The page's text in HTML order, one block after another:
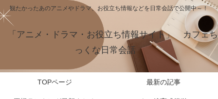
観たかったあのアニメやドラマ、お役立ち情報などを日常会話で公開中～！
「アニメ・ドラマ・お役立ち情報サイト」 カフェち
っくな日常会話
TOPページ 最新の記事